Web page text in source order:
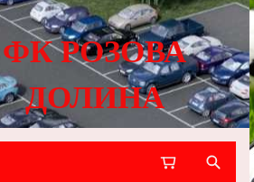
ФК РОЗОВА
ДОЛИНА